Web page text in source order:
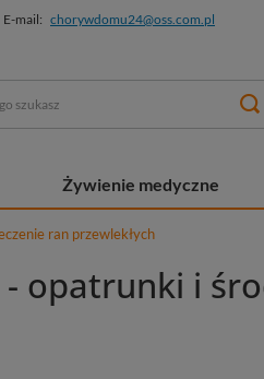
E-mail: chorywdomu24@oss.com.pl
Żywienie medyczne
ran przewlekłych
- opatrunki i